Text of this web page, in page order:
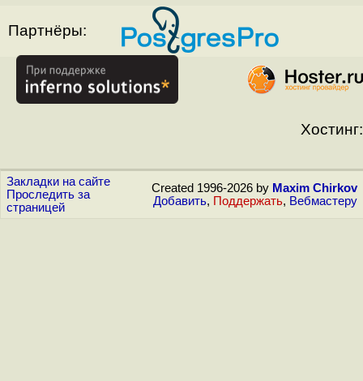
Партнёры:
Хостинг:
Закладки на сайте
Проследить за
страницей
Created 1996-2026 by Maxim Chirkov
Добавить, Поддержать, Вебмастеру